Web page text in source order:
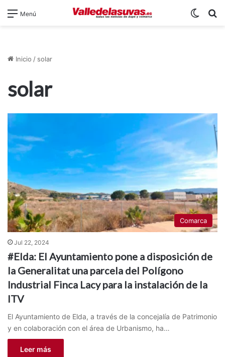
Menú
Inicio / solar
solar
Comarca
Jul 22, 2024
#Elda: El Ayuntamiento pone a disposición de
la Generalitat una parcela del Polígono
Industrial Finca Lacy para la instalación de la
ITV
El Ayuntamiento de Elda, a través de la concejalía de Patrimonio
y en colaboración con el área de Urbanismo, ha…
Leer más